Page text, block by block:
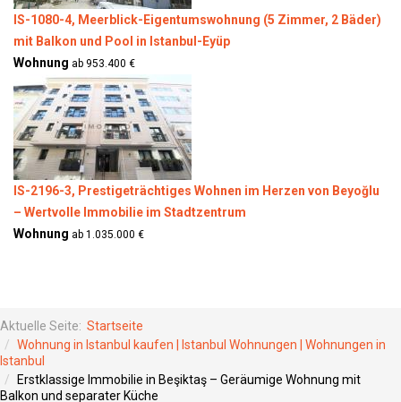
IS-1080-4, Meerblick-Eigentumswohnung (5 Zimmer, 2 Bäder)
mit Balkon und Pool in Istanbul-Eyüp
Wohnung ab 953.400 €
IS-2196-3, Prestigeträchtiges Wohnen im Herzen von Beyoğlu
– Wertvolle Immobilie im Stadtzentrum
Wohnung ab 1.035.000 €
Aktuelle Seite: Startseite
Wohnung in Istanbul kaufen | Istanbul Wohnungen | Wohnungen in
Istanbul
Erstklassige Immobilie in Beşiktaş – Geräumige Wohnung mit
Balkon und separater Küche